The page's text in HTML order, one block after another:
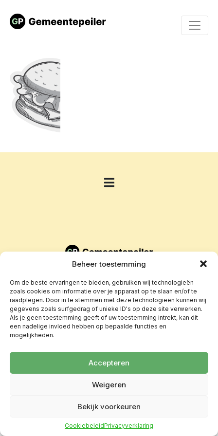
Beheer toestemming
Om de beste ervaringen te bieden, gebruiken wij technologieën
zoals cookies om informatie over je apparaat op te slaan en/of te
raadplegen. Door in te stemmen met deze technologieën kunnen wij
gegevens zoals surfgedrag of unieke ID's op deze site verwerken.
Als je geen toestemming geeft of uw toestemming intrekt, kan dit
een nadelige invloed hebben op bepaalde functies en
mogelijkheden.
Accepteren
Weigeren
Bekijk voorkeuren
CookiebeleidPrivacyverklaring